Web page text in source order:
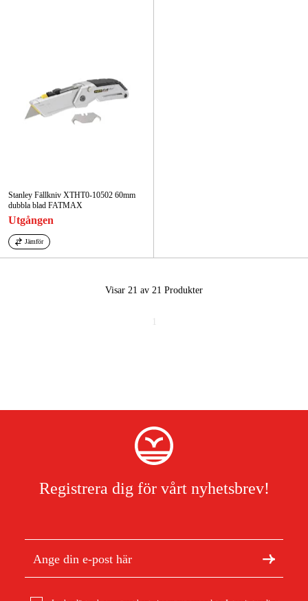
Stanley Fällkniv XTHT0-10502 60mm
dubbla blad FATMAX
Utgången
Jämför
Visar 21 av 21 Produkter
Registrera dig för vårt nyhetsbrev!